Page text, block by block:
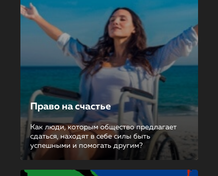
Право на счастье
Как люди, которым общество предлагает
сдаться, находят в себе силы быть
успешными и помогать другим?